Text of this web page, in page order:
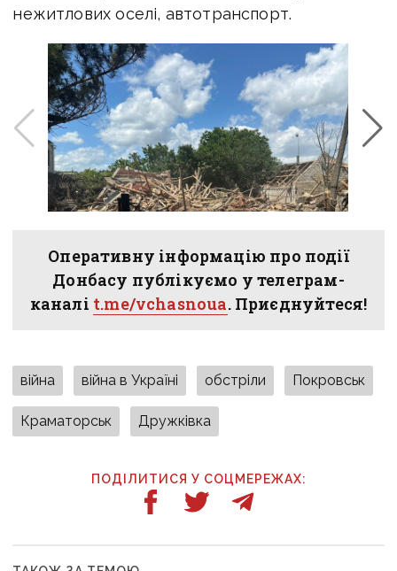
нежитлових оселі, автотранспорт.
Оперативну інформацію про події
Донбасу публікуємо у телеграм-
каналі t.me/vchasnoua. Приєднуйтеся!
війна війна в Україні обстріли Покровськ
Краматорськ Дружківка
ПОДІЛИТИСЯ У СОЦМЕРЕЖАХ: